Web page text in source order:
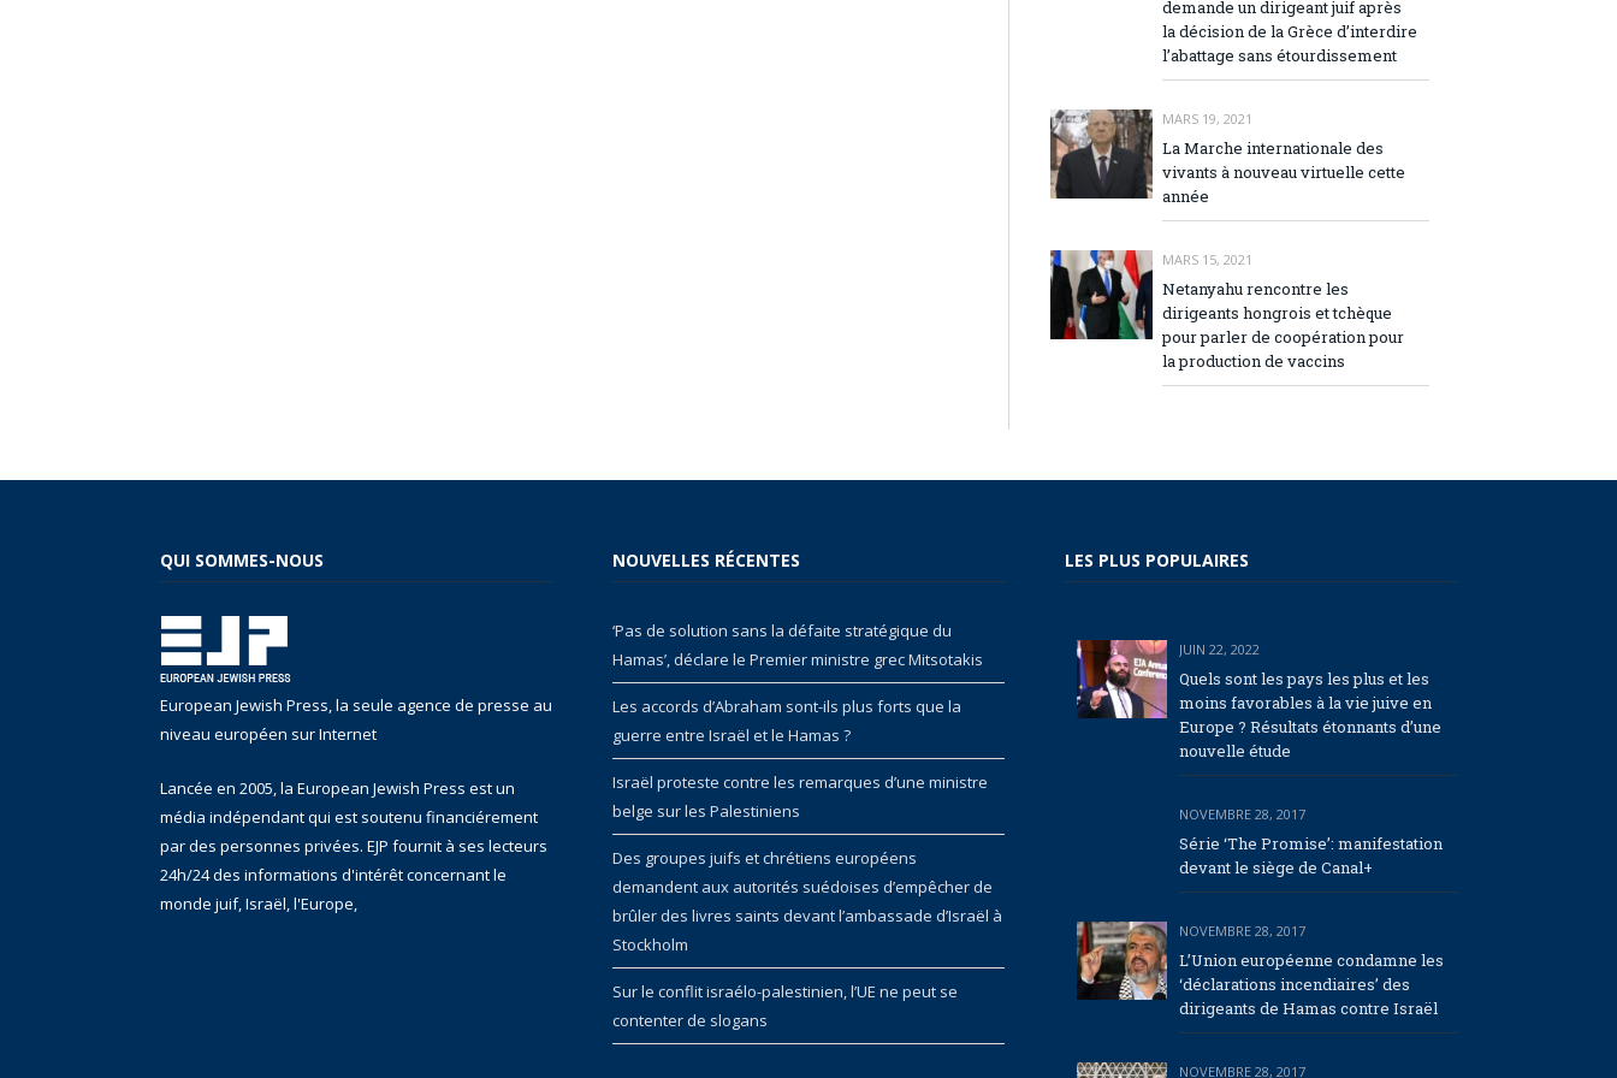
demande un dirigeant juif après
la décision de la Grèce d’interdire
l’abattage sans étourdissement
MARS 19, 2021
La Marche internationale des
vivants à nouveau virtuelle cette
année
MARS 15, 2021
Netanyahu rencontre les
dirigeants hongrois et tchèque
pour parler de coopération pour
la production de vaccins
QUI SOMMES-NOUS
European Jewish Press, la seule agence de presse au
niveau européen sur Internet
Lancée en 2005, la European Jewish Press est un
média indépendant qui est soutenu financiérement
par des personnes privées. EJP fournit à ses lecteurs
24h/24 des informations d'intérêt concernant le
monde juif, Israël, l'Europe,
NOUVELLES RÉCENTES
‘Pas de solution sans la défaite stratégique du
Hamas’, déclare le Premier ministre grec Mitsotakis
Les accords d’Abraham sont-ils plus forts que la
guerre entre Israël et le Hamas ?
Israël proteste contre les remarques d’une ministre
belge sur les Palestiniens
Des groupes juifs et chrétiens européens
demandent aux autorités suédoises d’empêcher de
brûler des livres saints devant l’ambassade d’Israël à
Stockholm
Sur le conflit israélo-palestinien, l’UE ne peut se
contenter de slogans
LES PLUS POPULAIRES
JUIN 22, 2022
Quels sont les pays les plus et les
moins favorables à la vie juive en
Europe ? Résultats étonnants d’une
nouvelle étude
NOVEMBRE 28, 2017
Série ‘The Promise’: manifestation
devant le siège de Canal+
NOVEMBRE 28, 2017
L’Union européenne condamne les
‘déclarations incendiaires’ des
dirigeants de Hamas contre Israël
NOVEMBRE 28, 2017